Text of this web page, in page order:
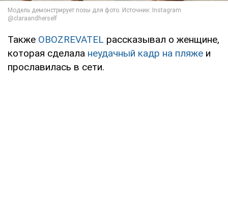
Также OBOZREVATEL рассказывал о женщине,
которая сделала неудачный кадр на пляже и
прославилась в сети.